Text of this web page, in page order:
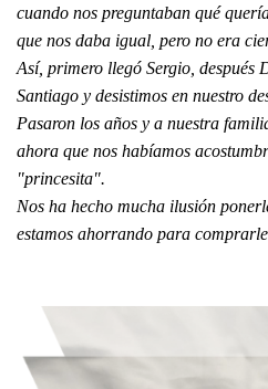
cuando nos preguntaban qué
que nos daba igual, pero no era
Así, primero llegó Sergio, después
Santiago y desistimos en nuestro
Pasaron los años y a nuestra
ahora que nos habíamos
"princesita".
Nos ha hecho mucha ilusión
estamos ahorrando para